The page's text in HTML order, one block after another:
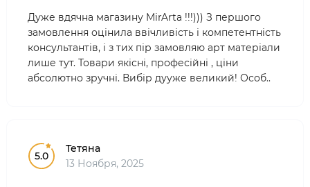
Дуже вдячна магазину MirArta !!!))) З першого
замовлення оцінила ввічливість і компетентність
консультантів, і з тих пір замовляю арт матеріали
лише тут. Товари якісні, професійні , ціни
абсолютно зручні. Вибір дууже великий! Особ..
5.0
Тетяна
13 Ноября, 2025